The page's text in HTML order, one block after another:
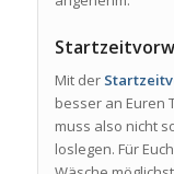
Mit der
besser an Euren
muss also nicht
loslegen. Für